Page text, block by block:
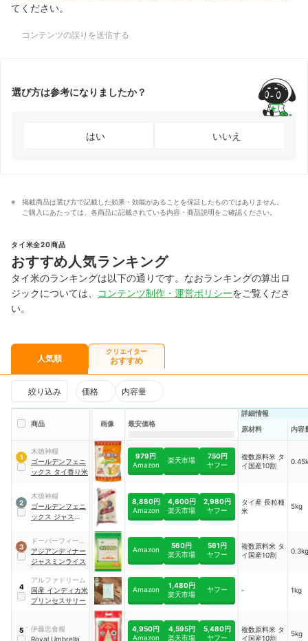
てください。
コンテンツの誤りを送信する
選び方は参考になりましたか？
はい いいえ
掲載商品は選び方で記載した効果・効能があることを保証したものではありません。
ご購入にあたっては、各商品に記載されている内容・商品説明をご確認ください。
タイ米全20商品
おすすめ人気ランキング
タイ米のランキングは以下の通りです。なおランキングの算出ロ
ジックについては、
コンテンツ制作・運営ポリシーをご覧くださ
い。
人気順
クリエイター
おすすめ
絞り込み 価格 内容量
商品 画像 最安価格
詳細情報
原材料
内容
1
木徳神糧
ゴールデンフェニ
ックス タイ香り米
979円
Amazon
楽天市場
750円
ヤフー
複数原料米 タ
イ国産10割
2
木徳神糧
ゴールデンフェニ
ックス ジャスミン
8,880円
Amazon
4,600円
楽天市場
2,980円
ヤフー
タイ産 長粒種
米
5kg
3
ドーバーフィール
ドファーイースト
アジアンディナー
ジャスミンライス
Amazon
560円
楽天市場
561円
ヤフー
複数原料米 タ
イ国産10割
0.3kg
4
アルファドリーム
国産 インディカ米
プリンセスサリー
Amazon
1,480円
楽天市場
ヤフー ‐ 1kg
5
伊藤忠食糧
Royal Umbrella
4,950円
Amazon
4,595円
楽天市場
5,480円
ヤフー
複数原料米 タ
イ国産10割
5kg